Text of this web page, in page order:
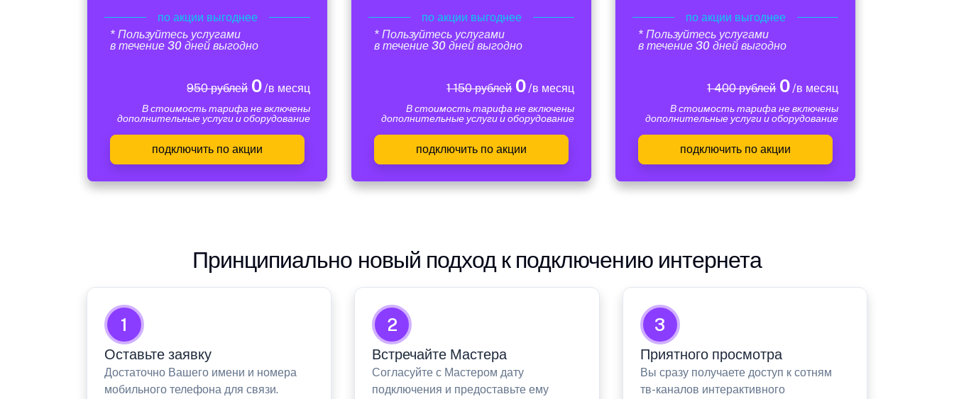
по акции выгоднее
* Пользуйтесь услугами
в течение 30 дней выгодно
950 рублей0/в месяц
В стоимость тарифа не включены
дополнительные услуги и оборудование
подключить по акции
по акции выгоднее
* Пользуйтесь услугами
в течение 30 дней выгодно
1 150 рублей0/в месяц
В стоимость тарифа не включены
дополнительные услуги и оборудование
подключить по акции
по акции выгоднее
* Пользуйтесь услугами
в течение 30 дней выгодно
1 400 рублей0/в месяц
В стоимость тарифа не включены
дополнительные услуги и оборудование
подключить по акции
Принципиально новый подход к подключению интернета
1
Оставьте заявку
Достаточно Вашего имени и номера
мобильного телефона для связи.
2
Встречайте Мастера
Согласуйте с Мастером дату
подключения и предоставьте ему
3
Приятного просмотра
Вы сразу получаете доступ к сотням
тв-каналов интерактивного